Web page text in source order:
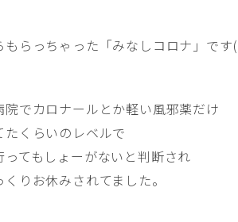
もらっちゃった「みなしコロナ」です
院でカロナールとか軽い風邪薬だけ
たくらいのレベルで
ってもしょーがないと判断され
りお休みされてました。